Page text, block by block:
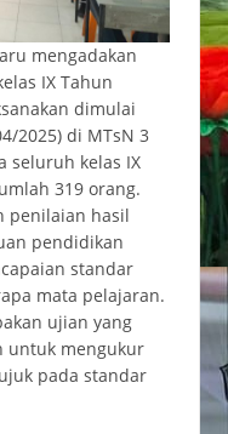
mengadakan
IX Tahun
dimulai
2025) di MTsN 3
seluruh kelas IX
319 orang.
penilaian hasil
pendidikan
standar
mata pelajaran.
ujian yang
untuk mengukur
pada standar